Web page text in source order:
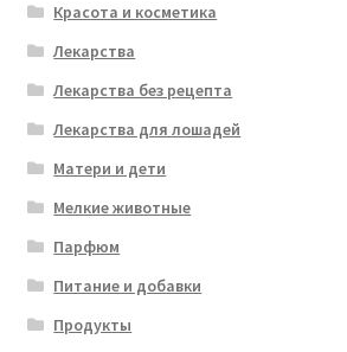
Красота и косметика
Лекарства
Лекарства без рецепта
Лекарства для лошадей
Матери и дети
Мелкие животные
Парфюм
Питание и добавки
Продукты